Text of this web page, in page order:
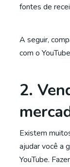
fontes de
A seguir,
com o
2.
Existem
ajudar você a
YouTube.